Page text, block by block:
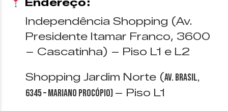
Endereço:
Independência Shopping (Av.
Presidente Itamar Franco, 3600
– Cascatinha) – Piso L1 e L2
Shopping Jardim Norte (Av. Brasil,
6345 – Mariano Procópio) – Piso L1